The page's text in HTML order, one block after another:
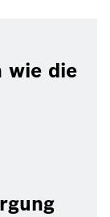
wie die